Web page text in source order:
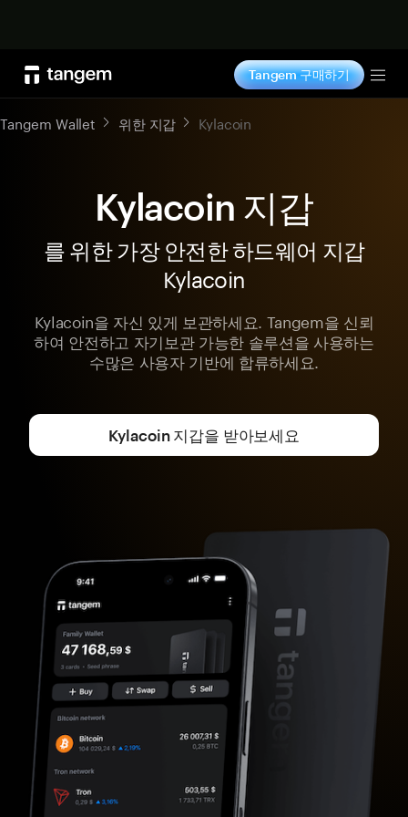
Tangem 구매하기
Tangem Wallet 위한 지갑 Kylacoin
Kylacoin 지갑
를 위한 가장 안전한 하드웨어 지갑
Kylacoin
Kylacoin을 자신 있게 보관하세요. Tangem을 신뢰
하여 안전하고 자기보관 가능한 솔루션을 사용하는
수많은 사용자 기반에 합류하세요.
Kylacoin 지갑을 받아보세요